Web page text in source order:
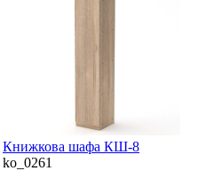
Книжкова шафа КШ-8
ko_0261